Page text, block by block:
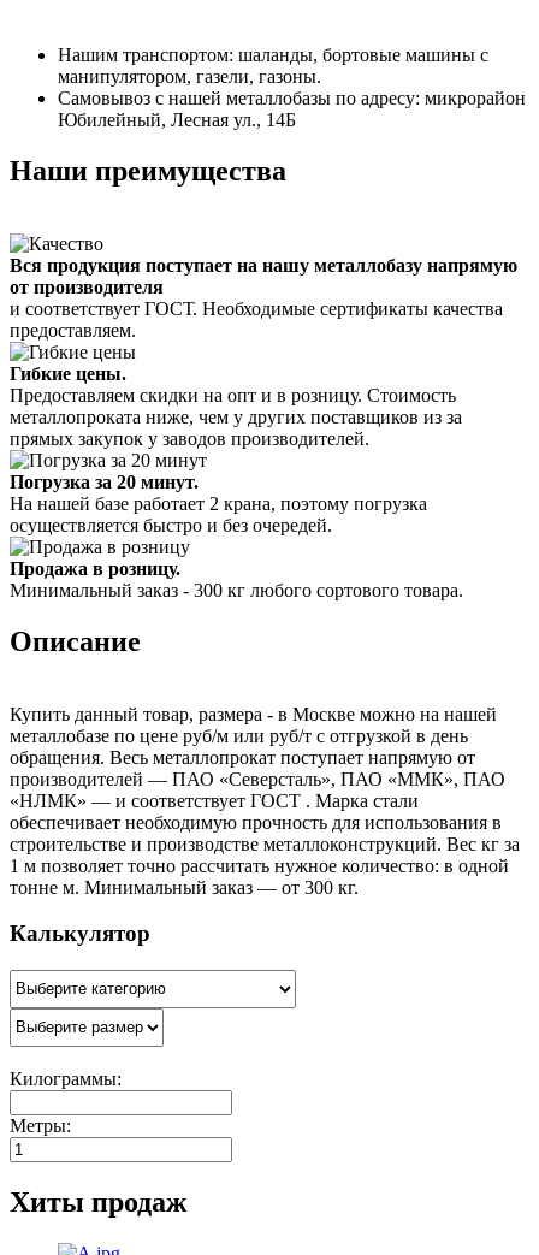
Нашим транспортом: шаланды, бортовые машины с
манипулятором, газели, газоны.
Самовывоз с нашей металлобазы по адресу: микрорайон
Юбилейный, Лесная ул., 14Б
Наши преимущества
Вся продукция поступает на нашу металлобазу напрямую
от производителя
и соответствует ГОСТ. Необходимые сертификаты качества
предоставляем.
Гибкие цены.
Предоставляем скидки на опт и в розницу. Стоимость
металлопроката ниже, чем у других поставщиков из за
прямых закупок у заводов производителей.
Погрузка за 20 минут.
На нашей базе работает 2 крана, поэтому погрузка
осуществляется быстро и без очередей.
Продажа в розницу.
Минимальный заказ - 300 кг любого сортового товара.
Описание
Купить данный товар, размера - в Москве можно на нашей
металлобазе по цене руб/м или руб/т с отгрузкой в день
обращения. Весь металлопрокат поступает напрямую от
производителей — ПАО «Северсталь», ПАО «ММК», ПАО
«НЛМК» — и соответствует ГОСТ . Марка стали
обеспечивает необходимую прочность для использования в
строительстве и производстве металлоконструкций. Вес кг за
1 м позволяет точно рассчитать нужное количество: в одной
тонне м. Минимальный заказ — от 300 кг.
Калькулятор
Килограммы:
Метры:
Хиты продаж